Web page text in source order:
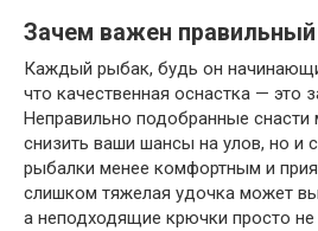
Зачем важен
Каждый рыбак, будь он
что качественная оснастка — это
Неправильно подобранные снасти
снизить ваши шансы на улов, но и
рыбалки менее комфортным и
слишком тяжелая удочка может
а неподходящие крючки просто